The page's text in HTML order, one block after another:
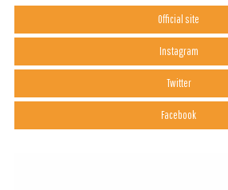
Official site
Instagram
Twitter
Facebook